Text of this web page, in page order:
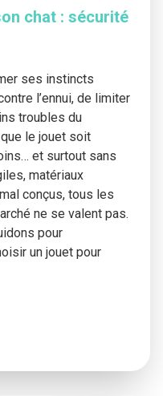
chat : sécurité
ses instincts
l’ennui, de limiter
troubles du
le jouet soit
et surtout sans
matériaux
conçus, tous les
ne se valent pas.
pour
un jouet pour